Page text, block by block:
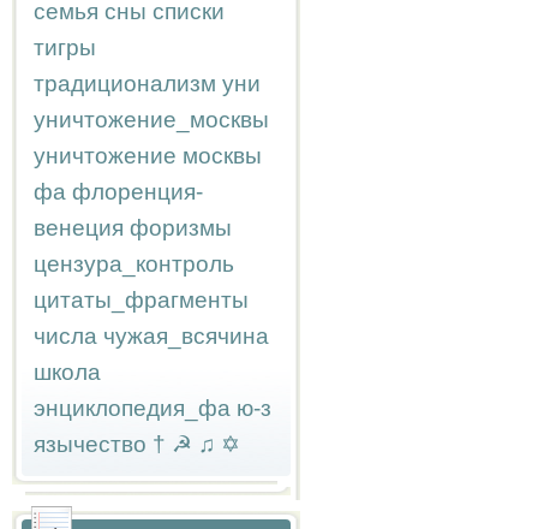
семья сны списки
тигры
традиционализм уни
уничтожение_москвы
уничтожение москвы
фа флоренция-
венеция форизмы
цензура_контроль
цитаты_фрагменты
числа чужая_всячина
школа
энциклопедия_фа ю-з
язычество † ☭ ♫ ✡